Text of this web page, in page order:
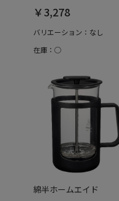
￥3,278
バリエーション：なし
在庫：○
綿半ホームエイド